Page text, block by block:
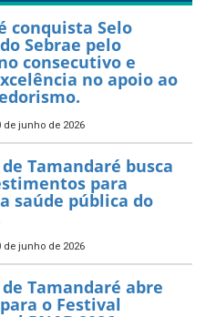
— Prefeitura
gratuito
de 2025
Aldir Blanc
tem Plano de
Recursos (PAR)
de 2025